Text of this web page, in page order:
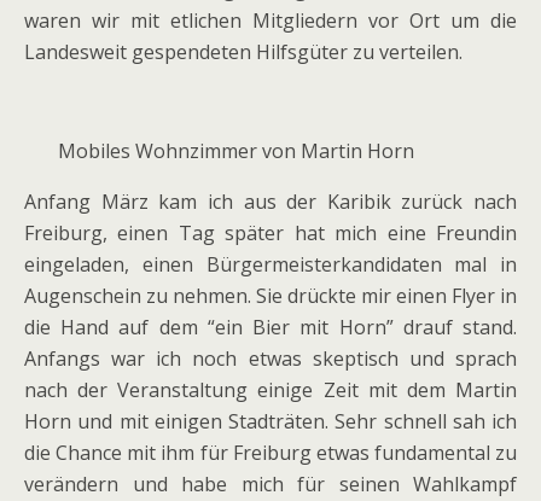
waren wir mit etli­chen Mitgliedern vor Ort um die
Landesweit gespen­de­ten Hilfsgüter zu ver­tei­len.
Mobiles Wohnzimmer von Martin Horn
Anfang März kam ich aus der Karibik zurück nach
Freiburg, einen Tag spä­ter hat mich eine Freundin
ein­ge­la­den, einen Bürgermeisterkandidaten mal in
Augenschein zu neh­men. Sie drückte mir einen Flyer in
die Hand auf dem “ein Bier mit Horn” drauf stand.
Anfangs war ich noch etwas skep­tisch und sprach
nach der Veranstaltung einige Zeit mit dem Martin
Horn und mit eini­gen Stadträten. Sehr schnell sah ich
die Chance mit ihm für Freiburg etwas fun­da­men­tal zu
ver­än­dern und habe mich für sei­nen Wahlkampf